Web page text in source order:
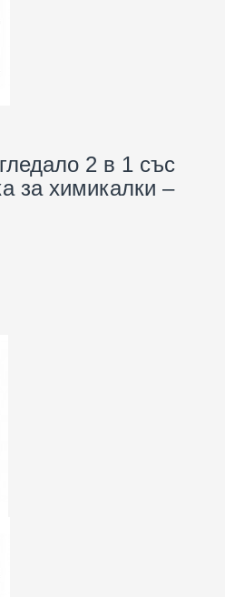
2 в 1 със
за химикалки –